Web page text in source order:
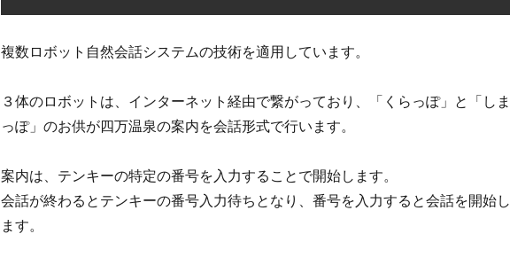
複数ロボット自然会話システムの技術を適用しています。
３体のロボットは、インターネット経由で繋がっており、「くらっぽ」と「しま
っぽ」のお供が四万温泉の案内を会話形式で行います。
案内は、テンキーの特定の番号を入力することで開始します。
会話が終わるとテンキーの番号入力待ちとなり、番号を入力すると会話を開始し
ます。